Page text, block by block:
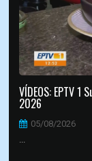
VÍDEOS: EPTV
2026
05/08/2026
...